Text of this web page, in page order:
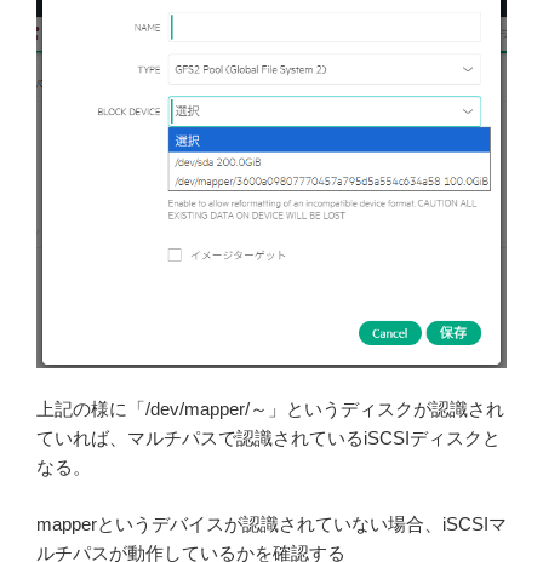
上記の様に「/dev/mapper/～」というディスクが認識され
ていれば、マルチパスで認識されているiSCSIディスクと
なる。
mapperというデバイスが認識されていない場合、iSCSIマ
ルチパスが動作しているかを確認する